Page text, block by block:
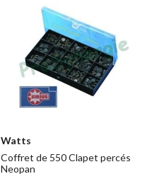
Watts
Coffret de 550 Clapet percés
Neopan